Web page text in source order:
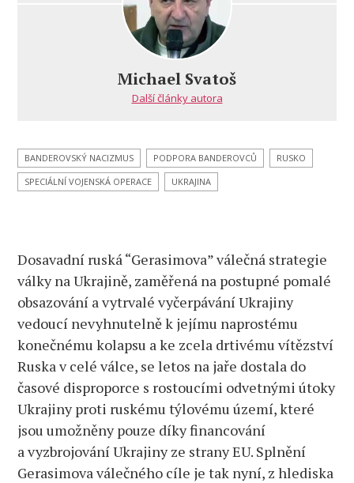
Brusel
právě
v zájmu
Německa
do
zad.
A Češi
finančně
prohnou,
a ještě
je
čeká
válka
s Ruskem.
Pokračování
včerejší
analýzy
Michael Svatoš
Další články autora
BANDEROVSKÝ NACIZMUS PODPORA BANDEROVCŮ
RUSKO
SPECIÁLNÍ VOJENSKÁ OPERACE
UKRAJINA
Dosavadní ruská “Gerasimova” válečná strategie
války na Ukrajině, zaměřená na postupné pomalé
obsazování a vytrvalé vyčerpávání Ukrajiny
vedoucí nevyhnutelně k jejímu naprostému
konečnému kolapsu a ke zcela drtivému vítězství
Ruska v celé válce, se letos na jaře dostala do
časové disproporce s rostoucími odvetnými útoky
Ukrajiny proti ruskému týlovému území, které
jsou umožněny pouze díky financování
a vyzbrojování Ukrajiny ze strany EU. Splnění
Gerasimova válečného cíle je tak nyní, z hlediska